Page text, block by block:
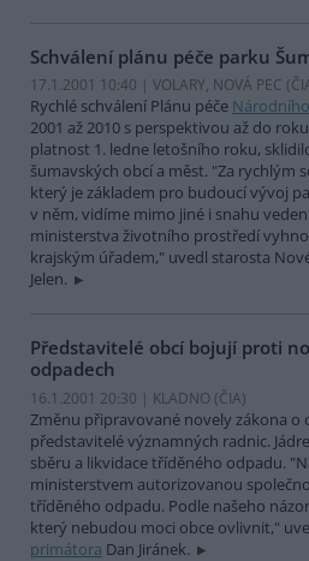
Schválení plánu péče parku
17.1.2001 10:40 | VOLARY, NOVÁ PEC (
Rychlé schválení Plánu péče
2001 až 2010 s perspektivou až do
platnost 1. ledne letošního roku,
šumavských obcí a měst. "Za rychlým
který je základem pro budoucí vývoj
v něm, vidíme mimo jiné i snahu
ministerstva životního prostředí
krajským úřadem," uvedl starosta
Jelen.
Představitelé obcí bojují proti
odpadech
16.1.2001 20:30 | KLADNO (ČIA)
Změnu připravované novely zákona o
představitelé významných radnic.
sběru a likvidace tříděného odpadu.
ministerstvem autorizovanou
tříděného odpadu. Podle našeho
který nebudou moci obce ovlivnit,"
primátora Dan Jiránek.